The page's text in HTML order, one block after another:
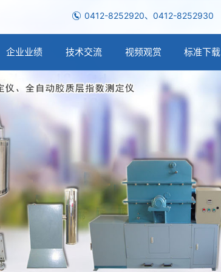
0412-8252920、0412-8252930
企业业绩 技术交流 视频观赏 标准下载